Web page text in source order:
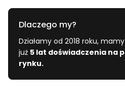
Dlaczego my?
Działamy od 2018 roku,
już 5 lat doświadczenia na
rynku.